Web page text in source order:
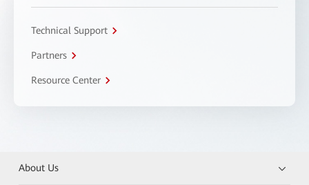
Technical Support
Partners
Resource Center
About Us